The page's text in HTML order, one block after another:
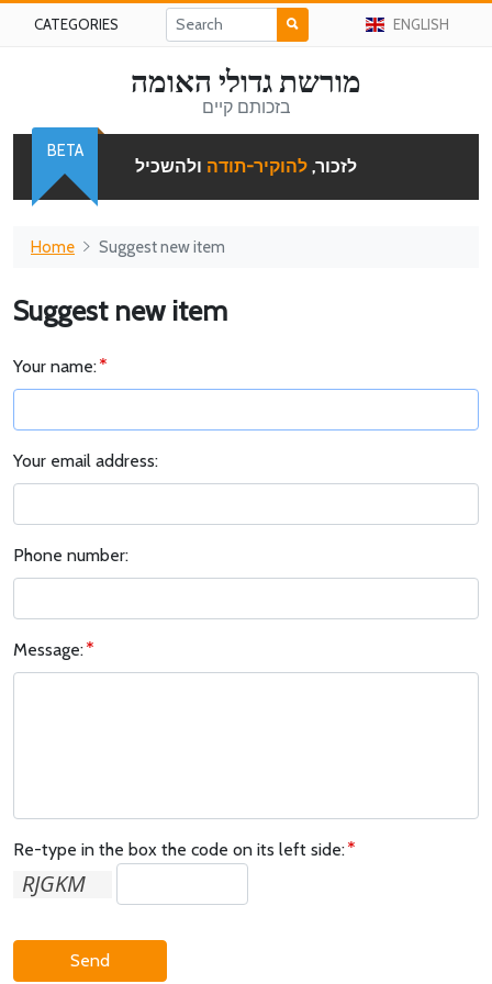
CATEGORIES ENGLISH
מורשת גדולי האומה
בזכותם קיים
לזכור, להוקיר-תודה ולהשכיל
BETA
Home Suggest new item
Suggest new item
Your name:
Your email address:
Phone number:
Message:
Re-type in the box the code on its left side:
Send